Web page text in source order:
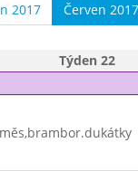
2017 Červen 2017
Týden 22